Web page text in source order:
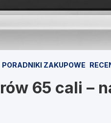
PORADNIKI ZAKUPOWE
65 cali –